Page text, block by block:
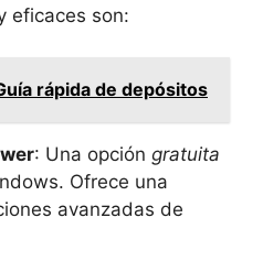
eficaces son:
rápida de depósitos
: Una opción gratuita
Ofrece una
avanzadas de